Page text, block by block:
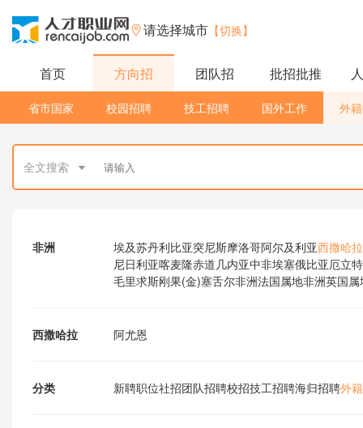
请选择城市 【切换】
首页 方向招 团队招 批招批推
省市国家 校园招聘 技工招聘 国外工作 外
全文搜索
非洲 埃及苏丹利比亚突尼斯摩洛哥阿尔及利亚西撒哈拉
尼日利亚喀麦隆赤道几内亚中非埃塞俄比亚厄立
毛里求斯刚果(金)塞舌尔非洲法国属地非洲英国属
西撒哈拉 阿尤恩
分类 新聘职位社招团队招聘校招技工招聘海归招聘外